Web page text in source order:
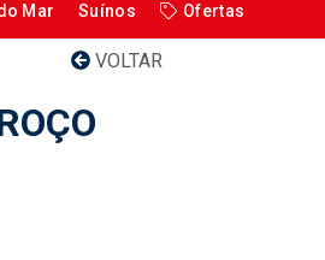
Mar Suínos Ofertas
VOLTAR